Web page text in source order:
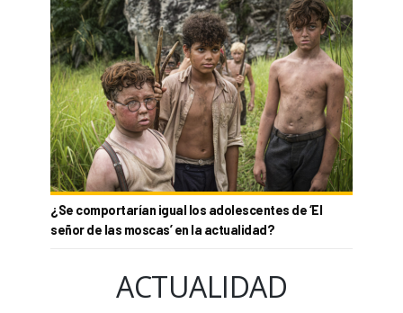
¿Se comportarían igual los adolescentes de ‘El
señor de las moscas’ en la actualidad?
ACTUALIDAD